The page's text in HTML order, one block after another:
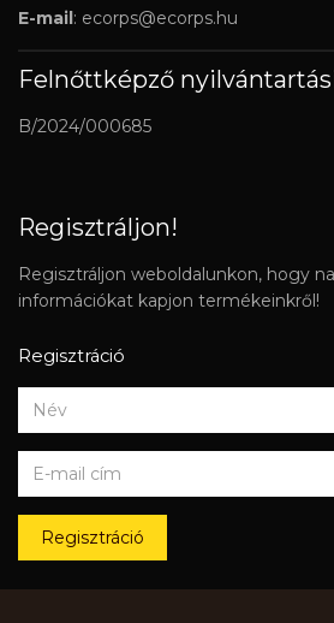
E-mail : ecorps@ecorps.hu
Felnőttképző
B/2024/000685
Regisztráljon!
Regisztráljon weboldalunkon, hogy
információkat kapjon termékeinkről!
Regisztráció
Regisztráció